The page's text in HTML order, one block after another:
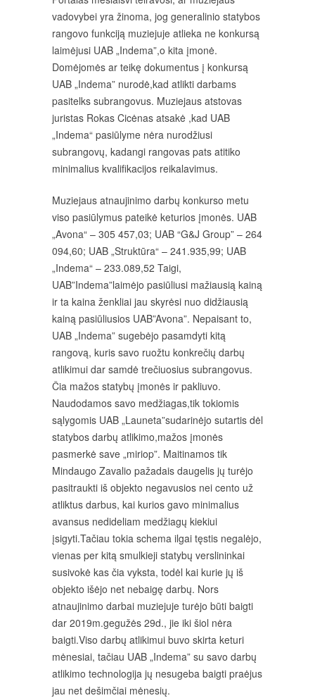
vadovybei yra žinoma, jog generalinio statybos
rangovo funkciją muziejuje atlieka ne konkursą
laimėjusi UAB „Indema”,o kita įmonė.
Domėjomės ar teikę dokumentus į konkursą
UAB „Indema” nurodė,kad atlikti darbams
pasitelks subrangovus. Muziejaus atstovas
juristas Rokas Cicėnas atsakė ,kad UAB
„Indema“ pasiūlyme nėra nurodžiusi
subrangovų, kadangi rangovas pats atitiko
minimalius kvalifikacijos reikalavimus.
Muziejaus atnaujinimo darbų konkurso metu
viso pasiūlymus pateikė keturios įmonės. UAB
„Avona“ – 305 457,03; UAB “G&J Group” – 264
094,60; UAB „Struktūra“ – 241.935,99; UAB
„Indema“ – 233.089,52 Taigi,
UAB”Indema”laimėjo pasiūliusi mažiausią kainą
ir ta kaina ženkliai jau skyrėsi nuo didžiausią
kainą pasiūliusios UAB”Avona”. Nepaisant to,
UAB „Indema” sugebėjo pasamdyti kitą
rangovą, kuris savo ruožtu konkrečių darbų
atlikimui dar samdė trečiuosius subrangovus.
Čia mažos statybų įmonės ir pakliuvo.
Naudodamos savo medžiagas,tik tokiomis
sąlygomis UAB „Launeta”sudarinėjo sutartis dėl
statybos darbų atlikimo,mažos įmonės
pasmerkė save „miriop”. Maitinamos tik
Mindaugo Zavalio pažadais daugelis jų turėjo
pasitraukti iš objekto negavusios nei cento už
atliktus darbus, kai kurios gavo minimalius
avansus nedideliam medžiagų kiekiui
įsigyti.Tačiau tokia schema ilgai tęstis negalėjo,
vienas per kitą smulkieji statybų verslininkai
susivokė kas čia vyksta, todėl kai kurie jų iš
objekto išėjo net nebaigę darbų. Nors
atnaujinimo darbai muziejuje turėjo būti baigti
dar 2019m.gegužės 29d., jie iki šiol nėra
baigti.Viso darbų atlikimui buvo skirta keturi
mėnesiai, tačiau UAB „Indema” su savo darbų
atlikimo technologija jų nesugeba baigti praėjus
jau net dešimčiai mėnesių.